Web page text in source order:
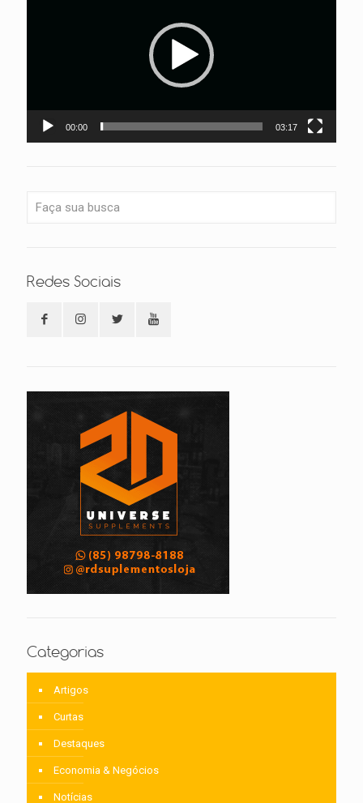
00:00 03:17
Redes Sociais
Categorias
Artigos
Curtas
Destaques
Economia & Negócios
Notícias